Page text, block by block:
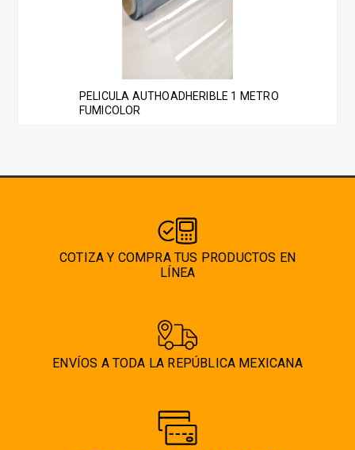
PELICULA AUTHOADHERIBLE 1 METRO
FUMICOLOR
COTIZA Y COMPRA TUS PRODUCTOS EN
LÍNEA
ENVÍOS A TODA LA REPÚBLICA MEXICANA